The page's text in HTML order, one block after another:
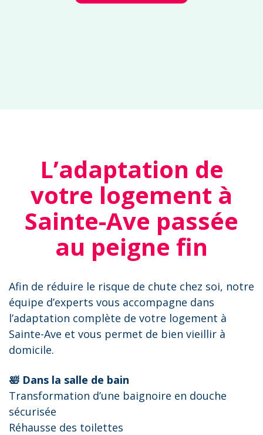
L’adaptation de
votre logement à
Sainte-Ave passée
au peigne fin
Afin de réduire le risque de chute chez soi, notre
équipe d’experts vous accompagne dans
l’adaptation complète de votre logement à
Sainte-Ave et vous permet de bien vieillir à
domicile.
🛀 Dans la salle de bain
Transformation d’une baignoire en douche
sécurisée
Réhausse des toilettes